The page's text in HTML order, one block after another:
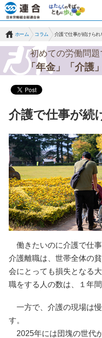
ホーム コラム 介護で仕事が続けら
初めての労働問
「年金」「介護
介護で仕事が
働きたいのに介護で仕
介護離職は、世帯全体の
会にとっても損失となる
職をする人の数は、１年
一方で、介護の現場は
す。
2025年には団塊の世代